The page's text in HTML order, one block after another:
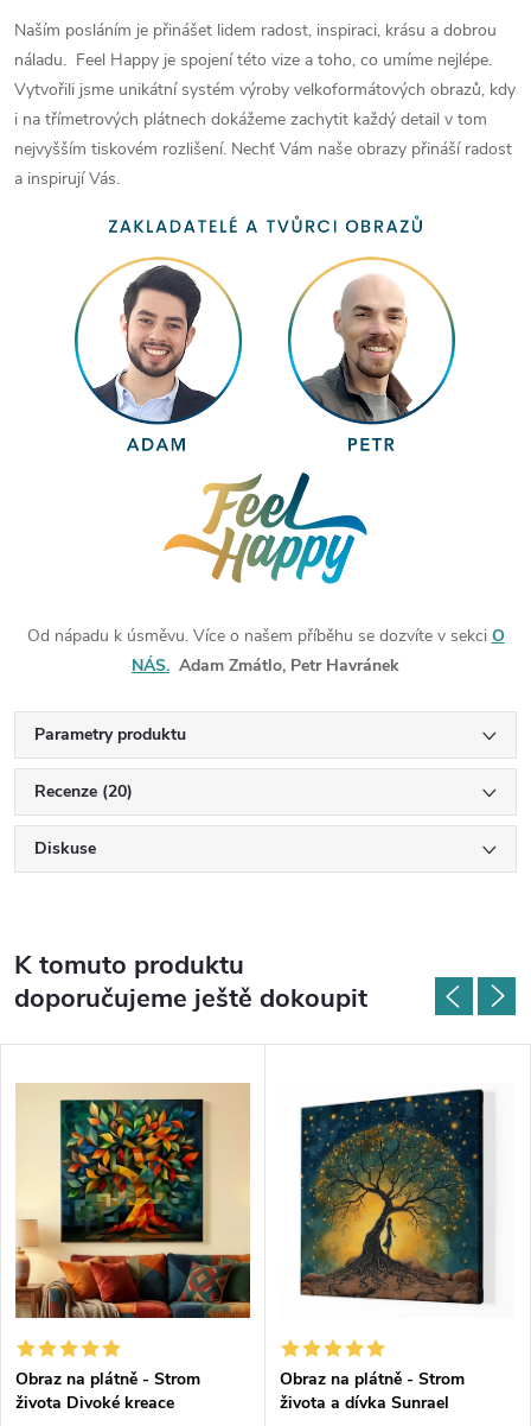
Naším posláním je přinášet lidem radost, inspiraci, krásu a dobrou
náladu. Feel Happy je spojení této vize a toho, co umíme nejlépe.
Vytvořili jsme unikátní systém výroby velkoformátových obrazů, kdy
i na třímetrových plátnech dokážeme zachytit každý detail v tom
nejvyšším tiskovém rozlišení. Nechť Vám naše obrazy přináší radost
a inspirují Vás.
Od nápadu k úsměvu. Více o našem příběhu se dozvíte v sekci O
NÁS. Adam Zmátlo, Petr Havránek
Parametry produktu
Recenze (20)
Diskuse
K tomuto produktu
doporučujeme ještě dokoupit
Obraz na plátně - Strom
života Divoké kreace
Obraz na plátně - Strom
života a dívka Sunrael